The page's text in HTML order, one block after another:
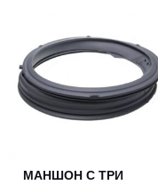
МАНШОН С ТРИ